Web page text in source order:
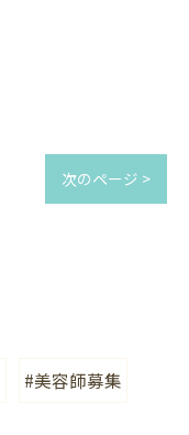
次のページ >
#美容師募集